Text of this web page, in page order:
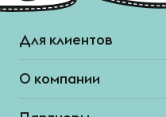
Для клиентов
О компании